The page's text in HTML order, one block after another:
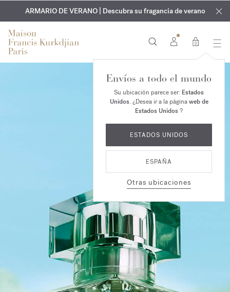
EXCLUSIVO | Descubra la nueva fragancia OUD
velvet mood
en su pedido*
GRABADO GRATUITO | En todas las fragancias y aceites
corporales hasta el 9 de agosto
ARMARIO DE VERANO | Descubra su fragancia de verano
0
Envíos a todo el mundo
Su ubicación parece ser: Estados
Unidos. ¿Desea ir a la páginaweb de
Estados Unidos?
ESTADOS UNIDOS
ESPAÑA
Otras ubicaciones